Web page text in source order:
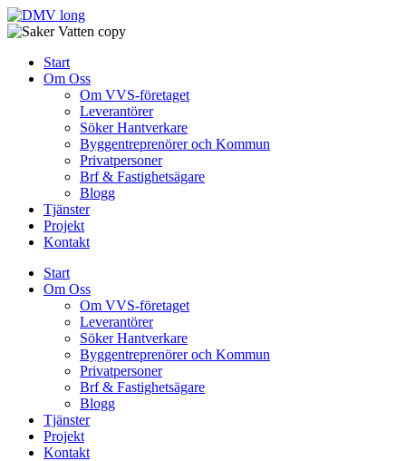
Skip
to
Start
Om Oss
Om VVS-företaget
Leverantörer
Söker Hantverkare
Byggentreprenörer och Kommun
Privatpersoner
Brf & Fastighetsägare
Blogg
Tjänster
Projekt
Kontakt
Start
Om Oss
Om VVS-företaget
Leverantörer
Söker Hantverkare
Byggentreprenörer och Kommun
Privatpersoner
Brf & Fastighetsägare
Blogg
Tjänster
Projekt
Kontakt